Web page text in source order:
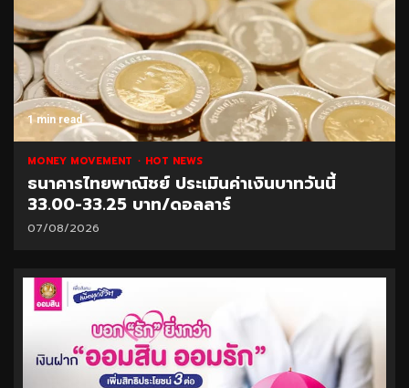
1 min read
MONEY MOVEMENT HOT NEWS
ธนาคารไทยพาณิชย์ ประเมินค่าเงินบาทวันนี้
33.00-33.25 บาท/ดอลลาร์
07/08/2026